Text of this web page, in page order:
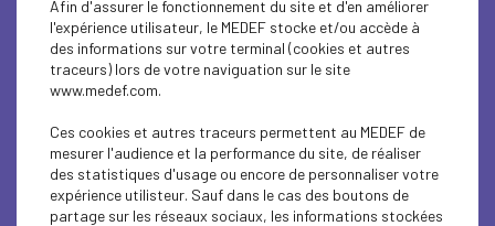
SOCIAL
CSR
PARITY-DIVERSITY
ECONOMY
Afin d'assurer le fonctionnement du site et d'en améliorer
l'expérience utilisateur, le MEDEF stocke et/ou accède à
des informations sur votre terminal (cookies et autres
traceurs) lors de votre naviguation sur le site
www.medef.com.
Ces cookies et autres traceurs permettent au MEDEF de
mesurer l'audience et la performance du site, de réaliser
des statistiques d'usage ou encore de personnaliser votre
expérience utilisteur. Sauf dans le cas des boutons de
partage sur les réseaux sociaux, les informations stockées